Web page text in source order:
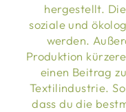
hergestellt.
soziale und
werden.
Produktion
einen Beitrag
Textilindustrie.
dass du die